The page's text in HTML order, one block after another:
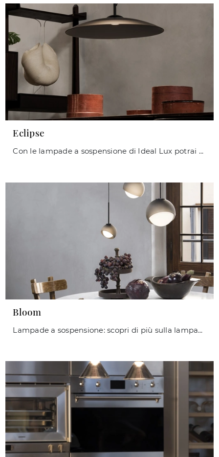
Eclipse
Con le lampade a sospensione di Ideal Lux potrai valorizzare i tuoi spazi: clicca e scopri Eclipse!
Bloom
Lampade a sospensione: scopri di più sulla lampada Bloom in metallo che ti proponiamo.